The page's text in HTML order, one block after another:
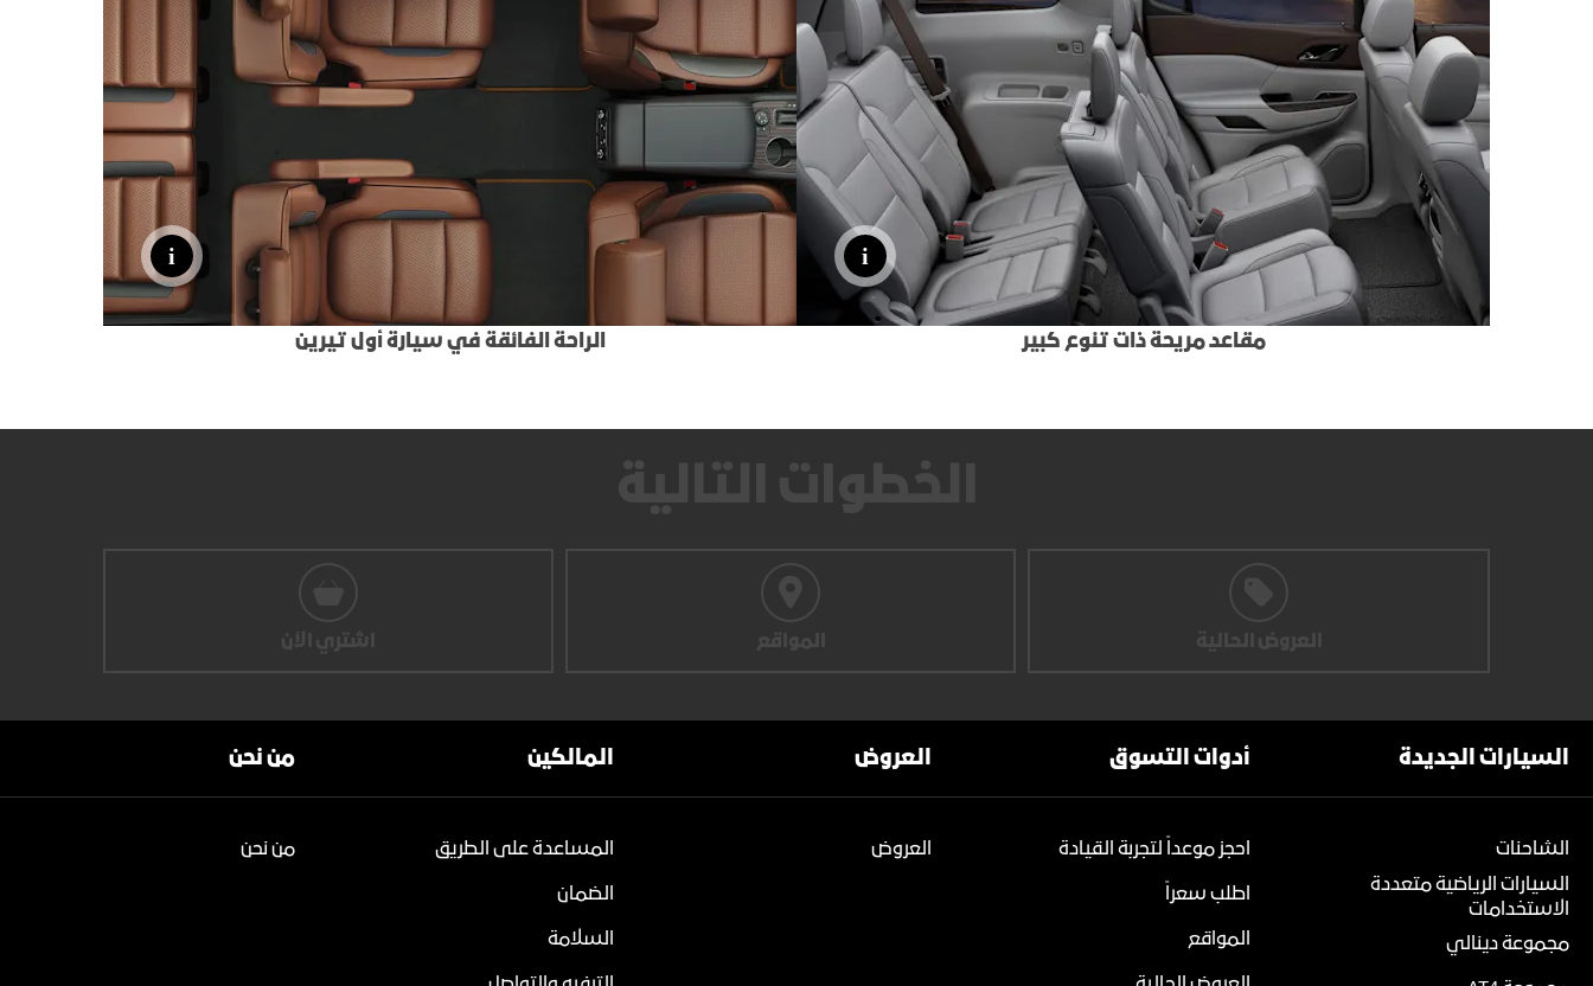
مقاعد مريحة ذات تنوع كبير الراحة الفائقة في سيارة أول تيرين
الخطوات التالية
العروض الحالية المواقع
السيارات الجديدة
الشاحنات
السيارات الرياضية متعددة
الاستخدامات
مجموعة دينالي
أدوات التسوق
احجز موعداً لتجربة القيادة
اطلب سعراً
المواقع
العروض
العروض
المالكين
المساعدة على الطريق
الضمان
السلامة
من نحن
من نحن